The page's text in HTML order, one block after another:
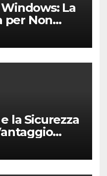
La
per Non
la Sicurezza